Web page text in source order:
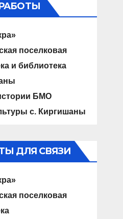
поселковая
и библиотека
БМО
с. Киргишаны
ДЛЯ СВЯЗИ
поселковая